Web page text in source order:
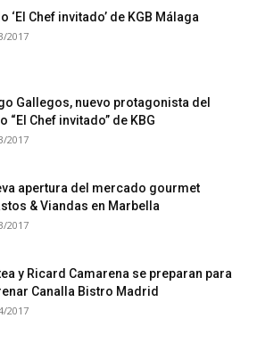
‘El Chef invitado’ de KGB Málaga
2017
Gallegos, nuevo protagonista del
“El Chef invitado” de KBG
2017
apertura del mercado gourmet
& Viandas en Marbella
2017
y Ricard Camarena se preparan para
Canalla Bistro Madrid
2017